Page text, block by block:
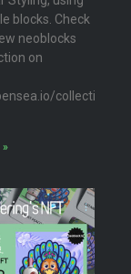
blocks. Check
neoblocks
on
collection/
»